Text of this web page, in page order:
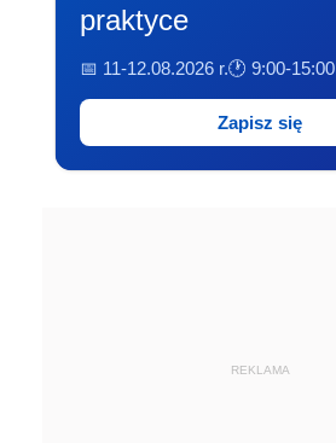
praktyce
📅 11-12.08.2026 r.🕐 9:00-15:00
Zapisz się
REKLAMA